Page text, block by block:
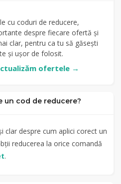
cu coduri de reducere,
despre fiecare ofertă și
clar, pentru ca tu să găsești
și ușor de folosit.
ofertele →
un cod de reducere?
clar despre cum aplici corect un
reducerea la orice comandă
.